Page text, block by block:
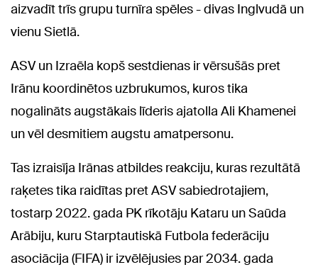
aizvadīt trīs grupu turnīra spēles - divas Inglvudā un
vienu Sietlā.
ASV un Izraēla kopš sestdienas ir vērsušās pret
Irānu koordinētos uzbrukumos, kuros tika
nogalināts augstākais līderis ajatolla Ali Khamenei
un vēl desmitiem augstu amatpersonu.
Tas izraisīja Irānas atbildes reakciju, kuras rezultātā
raķetes tika raidītas pret ASV sabiedrotajiem,
tostarp 2022. gada PK rīkotāju Kataru un Saūda
Arābiju, kuru Starptautiskā Futbola federāciju
asociācija (FIFA) ir izvēlējusies par 2034. gada